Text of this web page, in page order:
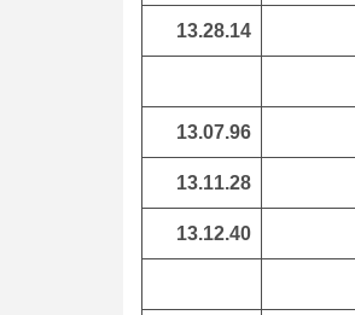
13.28.14
13.07.96
13.11.28
13.12.40